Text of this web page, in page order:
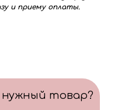
и приему оплаты.
товар?